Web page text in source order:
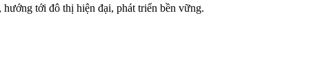
tới đô thị hiện đại, phát triển bền vững.